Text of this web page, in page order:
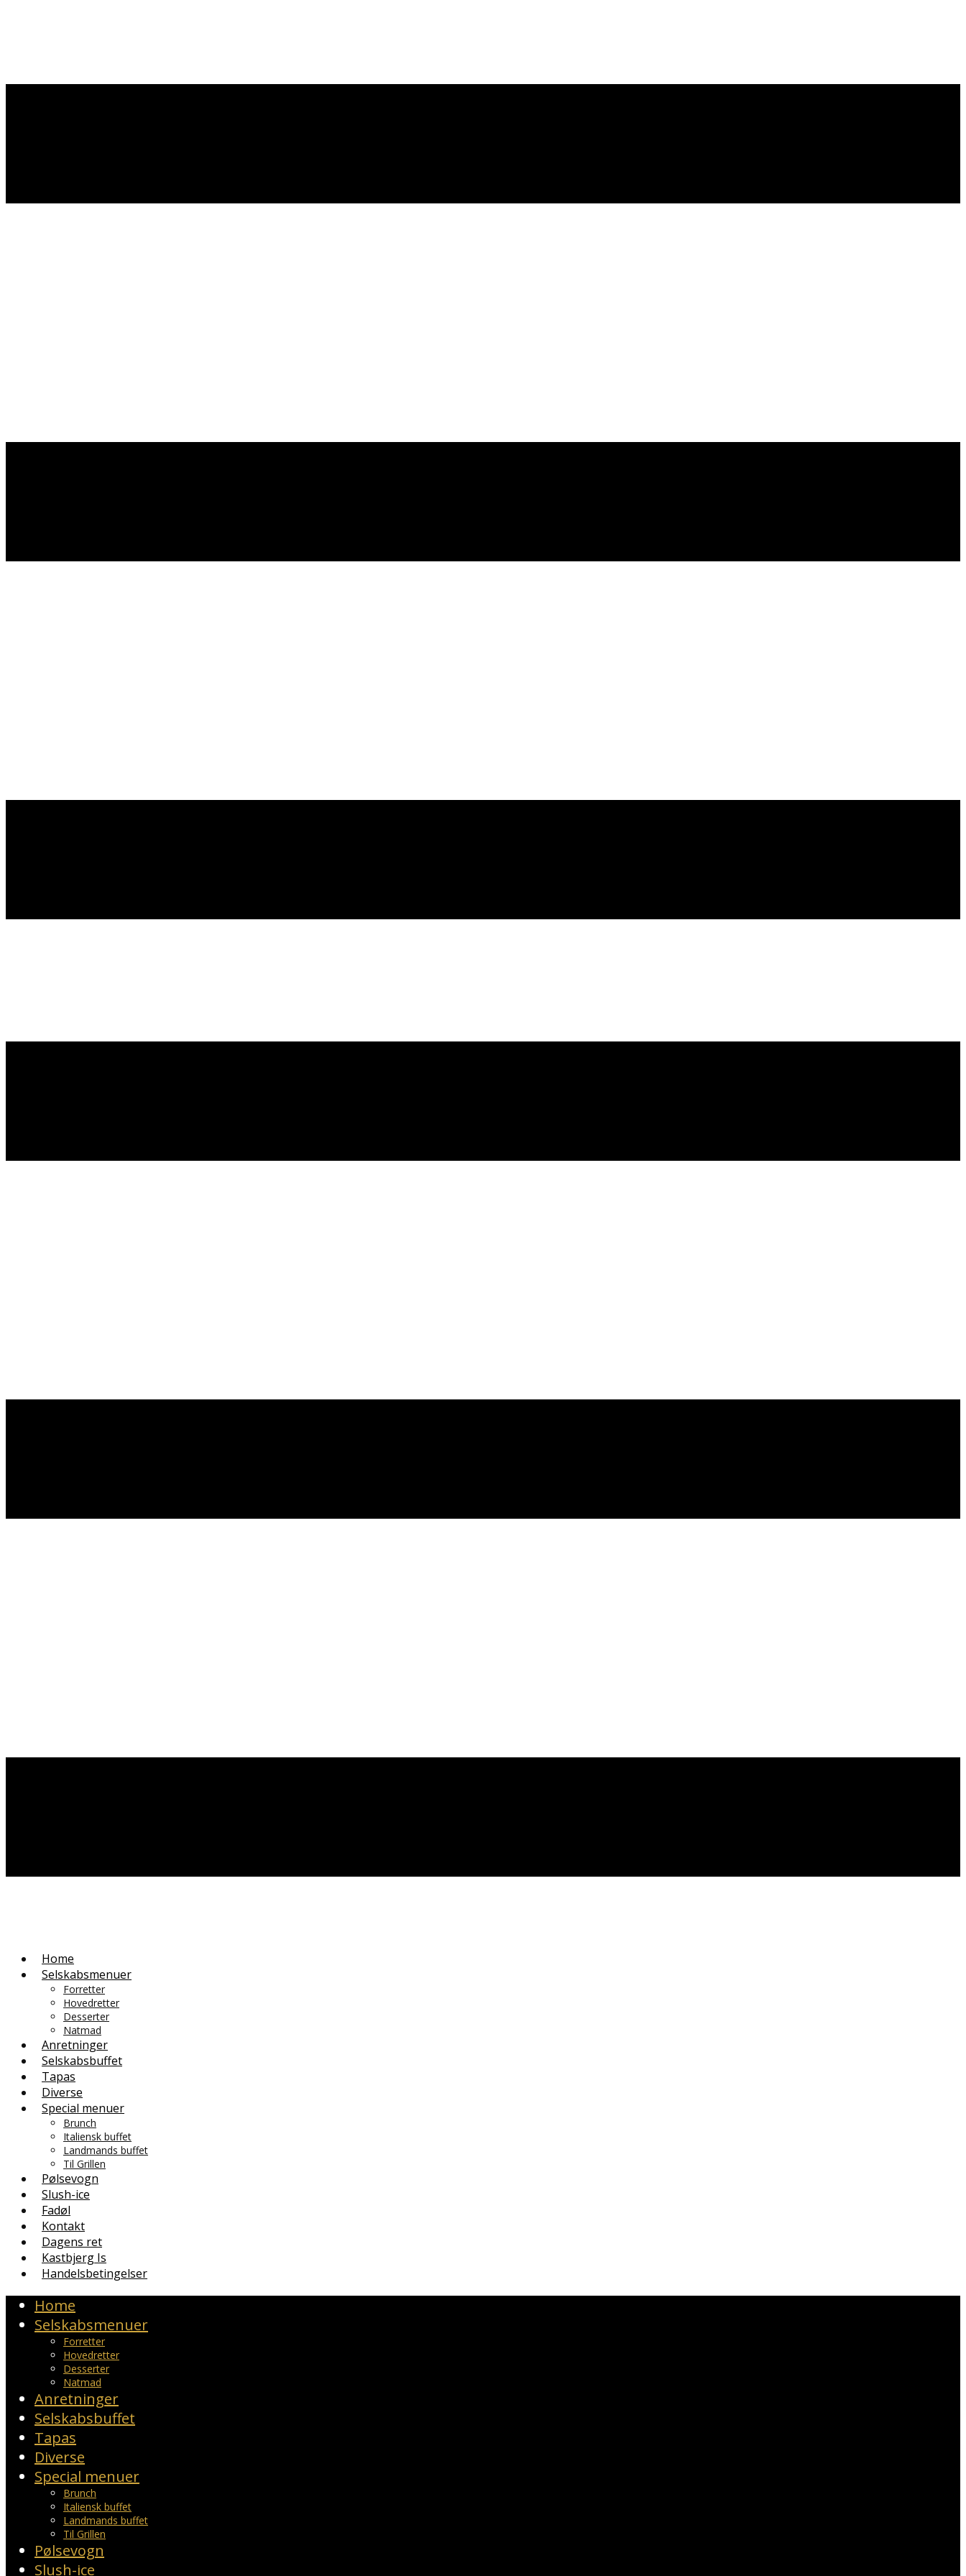
Home
Selskabsmenuer
Forretter
Hovedretter
Desserter
Natmad
Anretninger
Selskabsbuffet
Tapas
Diverse
Special menuer
Brunch
Italiensk buffet
Landmands buffet
Til Grillen
Pølsevogn
Slush-ice
Fadøl
Kontakt
Dagens ret
Kastbjerg Is
Handelsbetingelser
Home
Selskabsmenuer
Forretter
Hovedretter
Desserter
Natmad
Anretninger
Selskabsbuffet
Tapas
Diverse
Special menuer
Brunch
Italiensk buffet
Landmands buffet
Til Grillen
Pølsevogn
Slush-ice